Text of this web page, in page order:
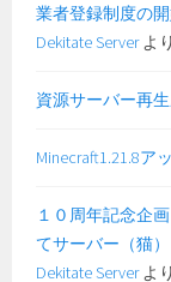
業者登録制度の
Dekitate Serverより
資源サーバー再
Minecraft1.21.8ア
１０周年記念企
てサーバー（猫
Dekitate Serverより